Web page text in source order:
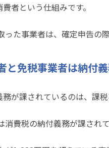
者という仕組みです。
った事業者は、確定申告の際
と免税事業者は納付
が課されているのは、課
消費税の納付義務が課され